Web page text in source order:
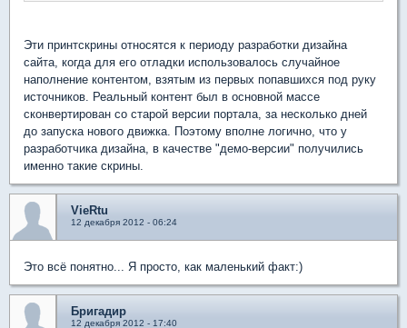
Эти принтскрины относятся к периоду разработки дизайна
сайта, когда для его отладки использовалось случайное
наполнение контентом, взятым из первых попавшихся под руку
источников. Реальный контент был в основной массе
сконвертирован со старой версии портала, за несколько дней
до запуска нового движка. Поэтому вполне логично, что у
разработчика дизайна, в качестве "демо-версии" получились
именно такие скрины.
VieRtu
12 декабря 2012 - 06:24
Это всё понятно... Я просто, как маленький факт:)
Бригадир
12 декабря 2012 - 17:40